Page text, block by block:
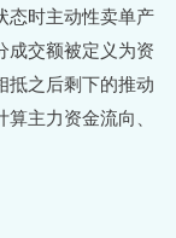
态时主动性卖单产
成交额被定义为资
抵之后剩下的推动
主力资金流向、